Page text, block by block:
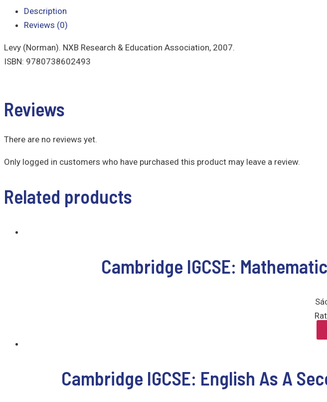
Description
Reviews (0)
Levy (Norman). NXB Research & Education Association, 2007.
ISBN: 9780738602493
Reviews
There are no reviews yet.
Only logged in customers who have purchased this product may leave a review.
Related products
Cambridge IGCSE:
Cambridge IGCSE: English As A